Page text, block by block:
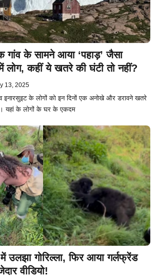
गांव के सामने आया ‘पहाड़’ जैसा
लोग, कहीं ये खतरे की घंटी तो नहीं?
13, 2025
के लोगों को इन दिनों एक अनोखे और डरावने खतरे
यहां के लोगों के घर के एकदम
उलझा गोरिल्ला, फिर आया गर्लफ्रेंड
वीडियो!